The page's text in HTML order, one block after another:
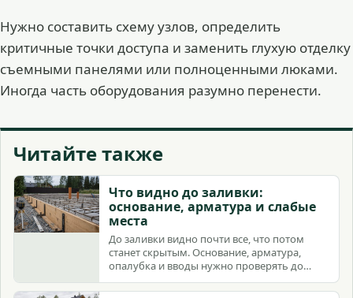
Нужно составить схему узлов, определить
критичные точки доступа и заменить глухую отделку
съемными панелями или полноценными люками.
Иногда часть оборудования разумно перенести.
Читайте также
Что видно до заливки:
основание, арматура и слабые
места
До заливки видно почти все, что потом
станет скрытым. Основание, арматура,
опалубка и вводы нужно проверять до
приезда бетона.